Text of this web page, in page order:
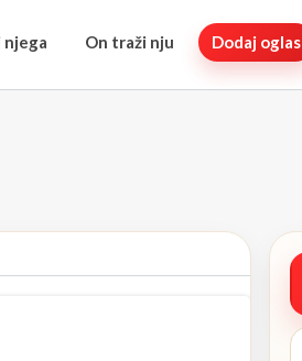
njega On traži nju Dodaj oglas